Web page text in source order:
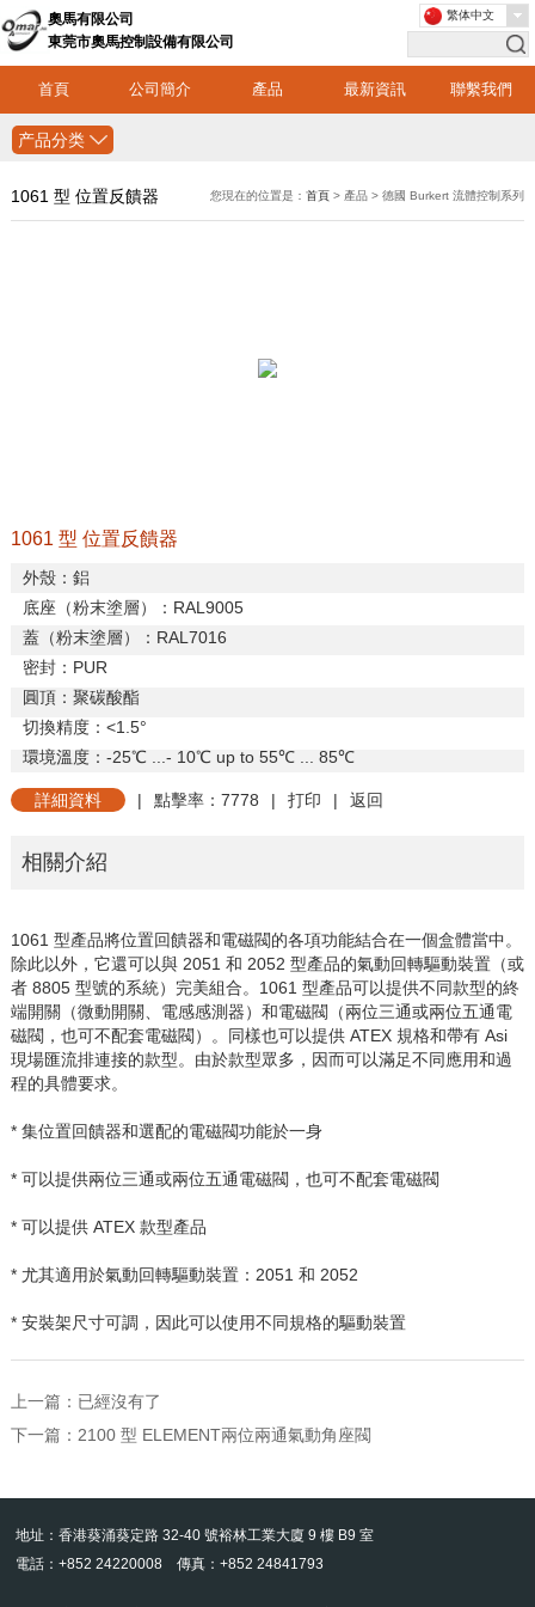
奧馬有限公司
東莞市奧馬控制設備有限公司
首頁 公司簡介 產品 最新資訊 聯繫我們
繁体中文
产品分类
1061 型 位置反饋器 您現在的位置是：首頁 > 產品 > 德國 Burkert 流體控制系列
1061 型 位置反饋器
外殼：鋁
底座（粉末塗層）： RAL9005
蓋（粉末塗層）： RAL7016
密封： PUR
圓頂：聚碳酸酯
切換精度： <1.5°
環境溫度： -25℃ ...- 10℃ up to 55℃... 85℃
詳細資料 | 點擊率：7778 | 打印 | 返回
相關介紹
1061 型產品將位置回饋器和電磁閥的各項功能結合在一個盒體當中。
除此以外，它還可以與2051 和 2052 型產品的氣動回轉驅動裝置（或
者8805 型號的系統）完美組合。 1061 型產品可以提供不同款型的終
端開關（微動開關、電感感測器）和電磁閥（兩位三通或兩位五通電
磁閥，也可不配套電磁閥）。同樣也可以提供ATEX 規格和帶有Asi
現場匯流排連接的款型。由於款型眾多，因而可以滿足不同應用和過
程的具體要求。
* 集位置回饋器和選配的電磁閥功能於一身
* 可以提供兩位三通或兩位五通電磁閥，也可不配套電磁閥
* 可以提供ATEX 款型產品
* 尤其適用於氣動回轉驅動裝置： 2051 和 2052
* 安裝架尺寸可調，因此可以使用不同規格的驅動裝置
上一篇：已經沒有了
下一篇： 2100 型 ELEMENT兩位兩通氣動角座閥
地址：香港葵涌葵定路 32-40 號裕林工業大廈 9 樓 B9 室
電話：+852 24220008 傳真：+852 24841793